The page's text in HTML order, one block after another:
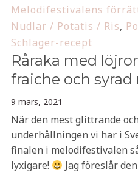
Melodifestivalens
Nudlar / Potatis / Ris,
Schlager-recept
Råraka med
fraiche och syrad
9 mars, 2021
När den mest glittrande
underhållningen vi har i
finalen i melodifestivalen
lyxigare!
Jag föreslår